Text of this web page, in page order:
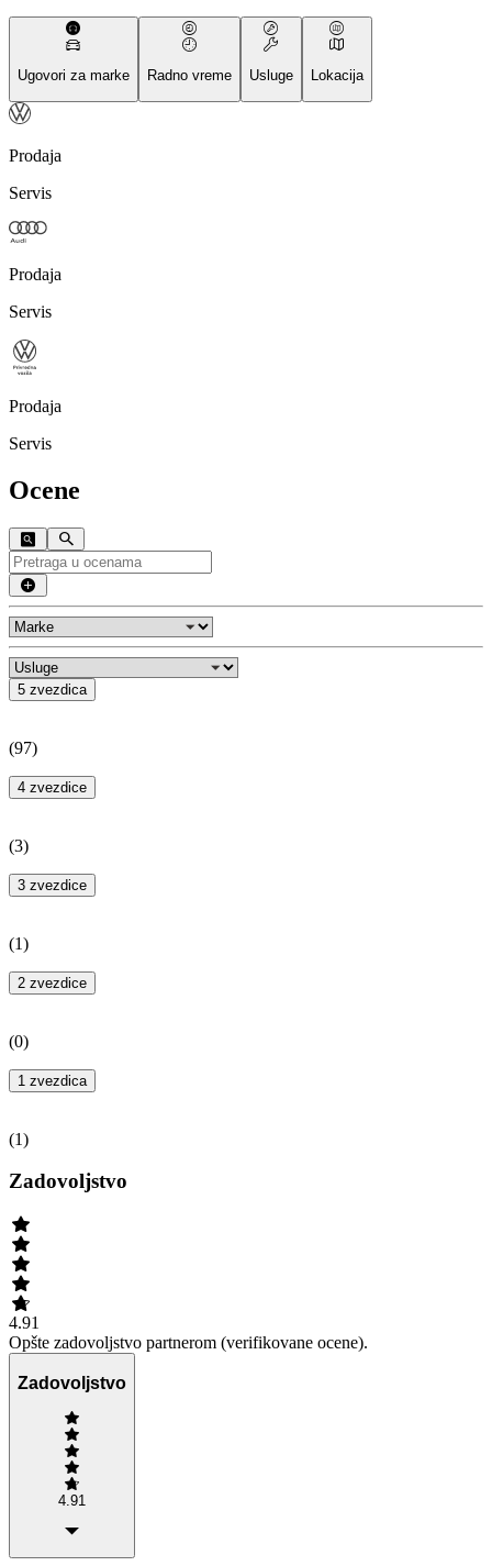
Ugovori za marke Radno vreme Usluge Lokacija
Prodaja
Servis
Prodaja
Servis
Prodaja
Servis
Ocene
5 zvezdica
(97)
4 zvezdice
(3)
3 zvezdice
(1)
2 zvezdice
(0)
1 zvezdica
(1)
Zadovoljstvo
4.91
Opšte zadovoljstvo partnerom (verifikovane ocene).
Zadovoljstvo
4.91